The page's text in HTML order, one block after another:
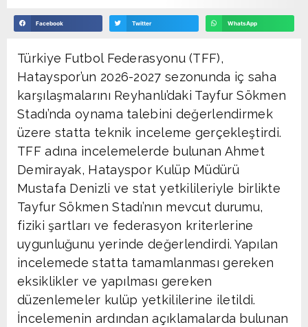
Facebook Twitter WhatsApp
Türkiye Futbol Federasyonu (TFF),
Hatayspor’un 2026-2027 sezonunda iç saha
karşılaşmalarını Reyhanlı’daki Tayfur Sökmen
Stadı’nda oynama talebini değerlendirmek
üzere statta teknik inceleme gerçekleştirdi.
TFF adına incelemelerde bulunan Ahmet
Demirayak, Hatayspor Kulüp Müdürü
Mustafa Denizli ve stat yetkilileriyle birlikte
Tayfur Sökmen Stadı’nın mevcut durumu,
fiziki şartları ve federasyon kriterlerine
uygunluğunu yerinde değerlendirdi. Yapılan
incelemede statta tamamlanması gereken
eksiklikler ve yapılması gereken
düzenlemeler kulüp yetkililerine iletildi.
İncelemenin ardından açıklamalarda bulunan